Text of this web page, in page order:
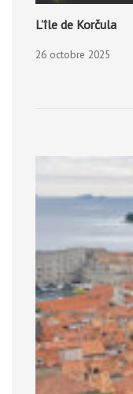
L’île de Korčula
26 octobre 2025